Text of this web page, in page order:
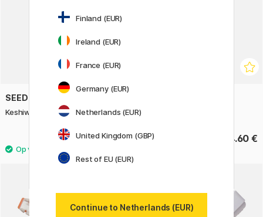
SEED
Keshiword Correction Tape
7 €
Keshiword Tape-refill
4.60 €
Finland (EUR)
Ireland (EUR)
France (EUR)
Germany (EUR)
Netherlands (EUR)
United Kingdom (GBP)
Rest of EU (EUR)
Continue to Netherlands (EUR)